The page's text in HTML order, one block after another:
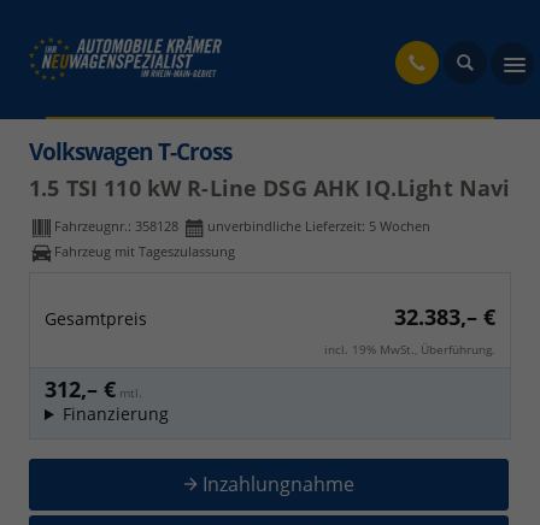
Volkswagen T-Cross
1.5 TSI 110 kW R-Line DSG AHK IQ.Light Navi
Fahrzeugnr.: 358128 unverbindliche Lieferzeit: 5 Wochen
Fahrzeug mit Tageszulassung
Gesamtpreis 32.383,– €
incl. 19% MwSt., Überführung.
312,– € mtl.
Finanzierung
Inzahlungnahme